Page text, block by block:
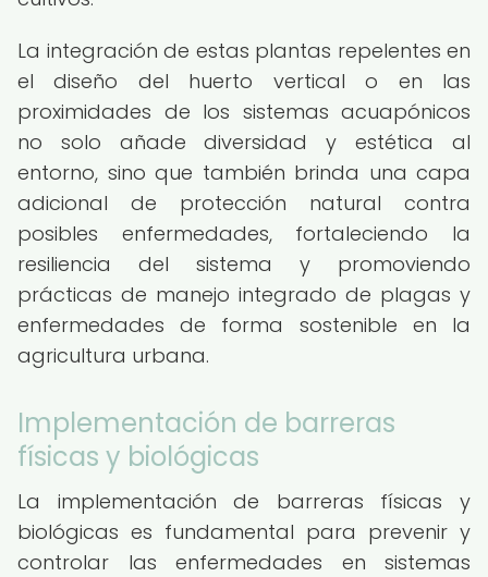
La integración de estas plantas repelentes en
el diseño del huerto vertical o en las
proximidades de los sistemas acuapónicos
no solo añade diversidad y estética al
entorno, sino que también brinda una capa
adicional de protección natural contra
posibles enfermedades, fortaleciendo la
resiliencia del sistema y promoviendo
prácticas de manejo integrado de plagas y
enfermedades de forma sostenible en la
agricultura urbana.
Implementación de barreras
físicas y biológicas
La implementación de barreras físicas y
biológicas es fundamental para prevenir y
controlar las enfermedades en sistemas